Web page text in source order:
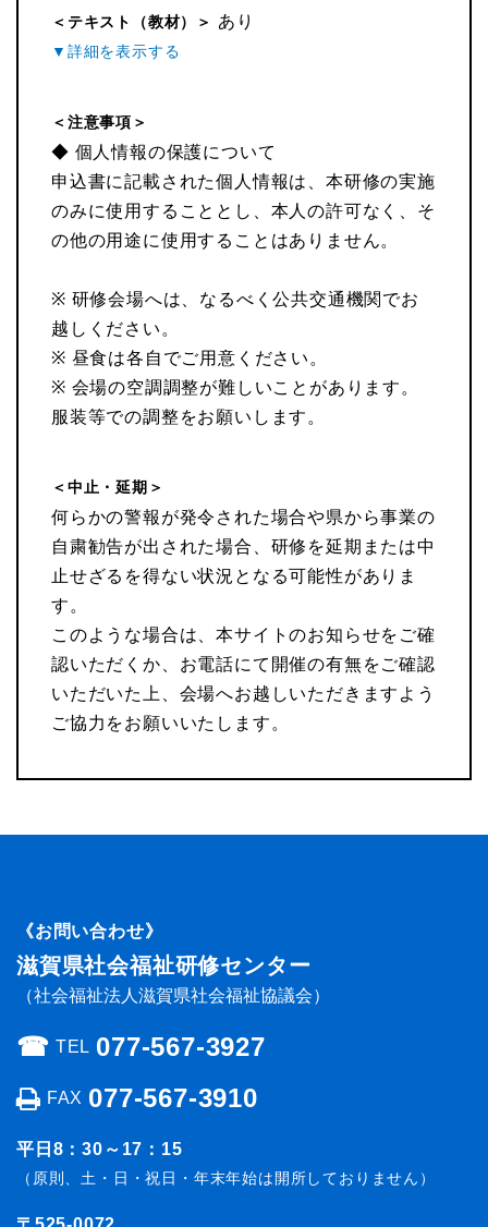
＜テキスト（教材）＞ あり
＜注意事項＞
◆ 個人情報の保護について
申込書に記載された個人情報は、本研修の実施
のみに使用することとし、本人の許可なく、そ
の他の用途に使用することはありません。
※ 研修会場へは、なるべく公共交通機関でお
越しください。
※ 昼食は各自でご用意ください。
※ 会場の空調調整が難しいことがあります。
服装等での調整をお願いします。
＜中止・延期＞
何らかの警報が発令された場合や県から事業の
自粛勧告が出された場合、研修を延期または中
止せざるを得ない状況となる可能性がありま
す。
このような場合は、本サイトのお知らせをご確
認いただくか、お電話にて開催の有無をご確認
いただいた上、会場へお越しいただきますよう
ご協力をお願いいたします。
《お問い合わせ》
滋賀県社会福祉研修センター
（社会福祉法人滋賀県社会福祉協議会）
☎︎ TEL 077-567-3927
FAX 077-567-3910
平日8：30～17：15
（原則、土・日・祝日・年末年始は開所しておりません）